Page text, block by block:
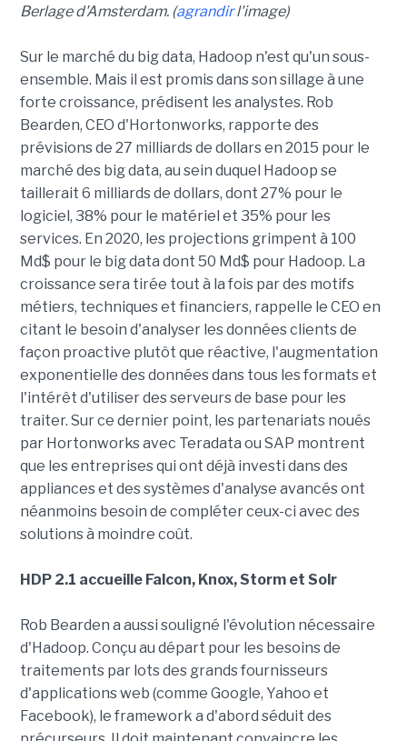
Berlage d'Amsterdam. (agrandirl'image)
Sur le marché du big data, Hadoop n'est qu'un sous-
ensemble. Mais il est promis dans son sillage à une
forte croissance, prédisent les analystes. Rob
Bearden, CEO d'Hortonworks, rapporte des
prévisions de 27 milliards de dollars en 2015 pour le
marché des big data, au sein duquel Hadoop se
taillerait 6 milliards de dollars, dont 27% pour le
logiciel, 38% pour le matériel et 35% pour les
services. En 2020, les projections grimpent à 100
Md$ pour le big data dont 50 Md$ pour Hadoop. La
croissance sera tirée tout à la fois par des motifs
métiers, techniques et financiers, rappelle le CEO en
citant le besoin d'analyser les données clients de
façon proactive plutôt que réactive, l'augmentation
exponentielle des données dans tous les formats et
l'intérêt d'utiliser des serveurs de base pour les
traiter. Sur ce dernier point, les partenariats noués
par Hortonworks avec Teradata ou SAP montrent
que les entreprises qui ont déjà investi dans des
appliances et des systèmes d'analyse avancés ont
néanmoins besoin de compléter ceux-ci avec des
solutions à moindre coût.
HDP 2.1 accueille Falcon, Knox, Storm et Solr
Rob Bearden a aussi souligné l'évolution nécessaire
d'Hadoop. Conçu au départ pour les besoins de
traitements par lots des grands fournisseurs
d'applications web (comme Google, Yahoo et
Facebook), le framework a d'abord séduit des